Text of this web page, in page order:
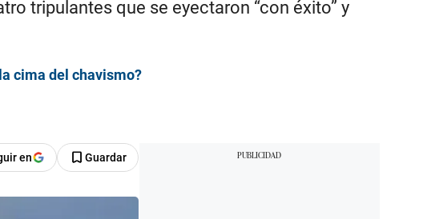
tripulantes que se eyectaron “con éxito” y
cima del chavismo?
en Guardar